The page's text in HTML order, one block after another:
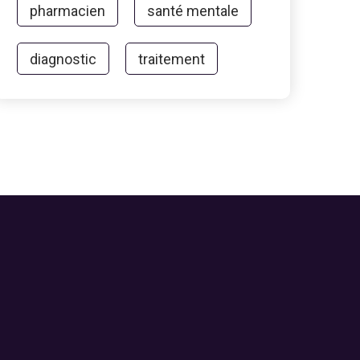
pharmacien santé mentale
diagnostic traitement